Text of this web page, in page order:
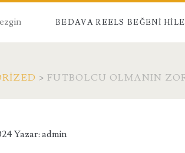
BEDAVA REELS BEĞENI
>FUTBOLCU OLMANIN
Yazar:admin